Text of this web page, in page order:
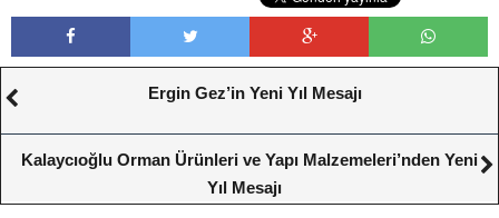
Ergin Gez’in Yeni Yıl Mesajı
Kalaycıoğlu Orman Ürünleri ve Yapı Malzemeleri’nden Yeni
Yıl Mesajı